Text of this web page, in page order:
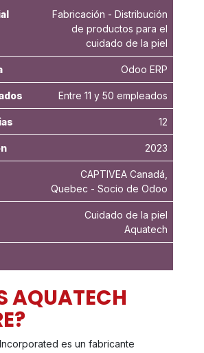
Fabricación - Distribución
de productos para el
cuidado de la piel
Odoo ERP
Entre 11 y 50 empleados
12
2023
CAPTIVEA Canadá,
Quebec - Socio de Odoo
Cuidado de la piel
Aquatech
AQUATECH
es un fabricante